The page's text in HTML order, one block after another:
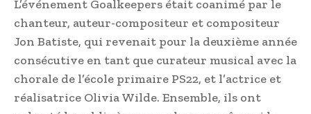
L’événement Goalkeepers était coanimé par le
chanteur, auteur-compositeur et compositeur
Jon Batiste, qui revenait pour la deuxième année
consécutive en tant que curateur musical avec la
chorale de l’école primaire PS22, et l’actrice et
réalisatrice Olivia Wilde. Ensemble, ils ont